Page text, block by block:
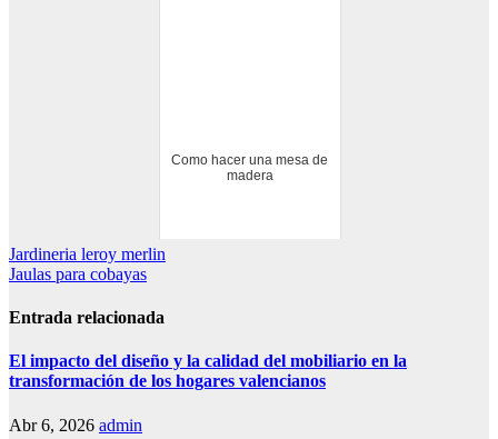
Como hacer una mesa de
madera
Navegación
de
entradas
Jardineria leroy merlin
Jaulas para cobayas
Entrada relacionada
El impacto del diseño y la calidad del mobiliario en la
transformación de los hogares valencianos
Abr 6, 2026 admin